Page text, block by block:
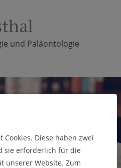
und Paläontologie
Cookies. Diese haben zwei
sie erforderlich für die
unserer Website. Zum